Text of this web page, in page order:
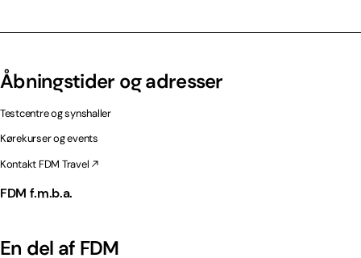
Åbningstider og adresser
Testcentre og synshaller
Kørekurser og events
Kontakt FDM Travel
FDM f.m.b.a.
En del af FDM